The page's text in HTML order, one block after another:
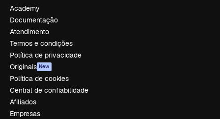
Academy
Documentação
Atendimento
Termos e condições
Política de privacidade
Originais New
Política de cookies
Central de confiabilidade
Afiliados
Empresas